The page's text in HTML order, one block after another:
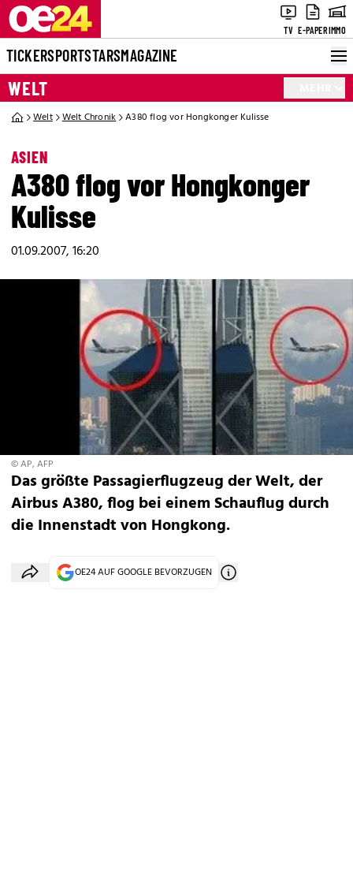
TV E-PAPERIMMO
TICKERSPORTSTARSMAGAZINE
WELT
Welt Welt Chronik A380 flog vor Hongkonger Kulisse
ASIEN
A380 flog vor Hongkonger
Kulisse
01.09.2007, 16:20
© AP, AFP
Das größte Passagierflugzeug der Welt, der
Airbus A380, flog bei einem Schauflug durch
die Innenstadt von Hongkong.
OE24 AUF GOOGLE BEVORZUGEN